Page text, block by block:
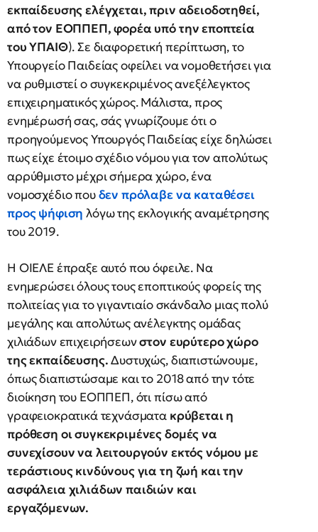
εκπαίδευσης ελέγχεται, πριν αδειοδοτηθεί,
από τον ΕΟΠΠΕΠ, φορέα υπό την εποπτεία
του ΥΠΑΙΘ). Σε διαφορετική περίπτωση, το
Υπουργείο Παιδείας οφείλει να νομοθετήσει για
να ρυθμιστεί ο συγκεκριμένος ανεξέλεγκτος
επιχειρηματικός χώρος. Μάλιστα, προς
ενημέρωσή σας, σάς γνωρίζουμε ότι ο
προηγούμενος Υπουργός Παιδείας είχε δηλώσει
πως είχε έτοιμο σχέδιο νόμου για τον απολύτως
αρρύθμιστο μέχρι σήμερα χώρο, ένα
νομοσχέδιο πουδεν πρόλαβε να καταθέσει
προς ψήφιση λόγω της εκλογικής αναμέτρησης
του 2019.
Η ΟΙΕΛΕ έπραξε αυτό που όφειλε. Να
ενημερώσει όλους τους εποπτικούς φορείς της
πολιτείας για το γιγαντιαίο σκάνδαλο μιας πολύ
μεγάλης και απολύτως ανέλεγκτης ομάδας
χιλιάδων επιχειρήσεωνστον ευρύτερο χώρο
της εκπαίδευσης.Δυστυχώς, διαπιστώνουμε,
όπως διαπιστώσαμε και το 2018 από την τότε
διοίκηση του ΕΟΠΠΕΠ, ότι πίσω από
γραφειοκρατικά τεχνάσματα κρύβεται η
πρόθεση οι συγκεκριμένες δομές να
συνεχίσουν να λειτουργούν εκτός νόμου με
τεράστιους κινδύνους για τη ζωή και την
ασφάλεια χιλιάδων παιδιών και
εργαζόμενων.